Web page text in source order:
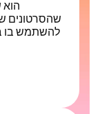
שהסרטונים
להשתמש בו